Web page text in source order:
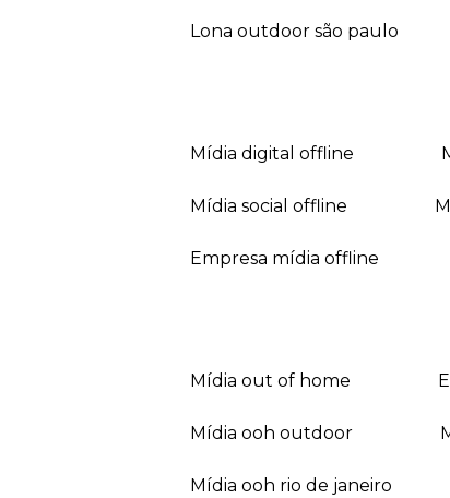
lona outdoor são paulo
mídia digital offline
mídia social offline
empresa mídia offline
mídia out of home
mídia ooh outdoor
mídia ooh rio de janeiro